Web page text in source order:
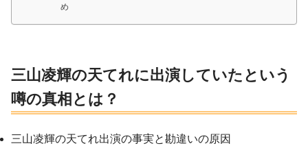
め
三山凌輝の天てれに出演していたという
噂の真相とは？
三山凌輝の天てれ出演の事実と勘違いの原因